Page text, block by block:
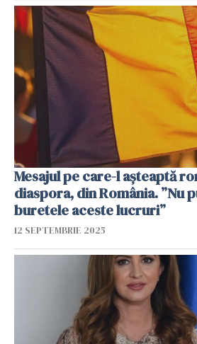
Mesajul pe care-l așteaptă
diaspora, din România. ”Nu
buretele aceste lucruri”
12 SEPTEMBRIE 2025